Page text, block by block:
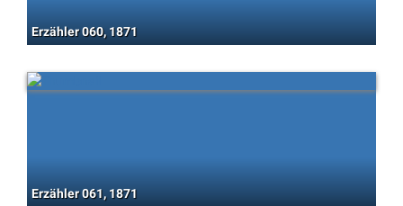
Erzähler 060, 1871
Erzähler 061, 1871